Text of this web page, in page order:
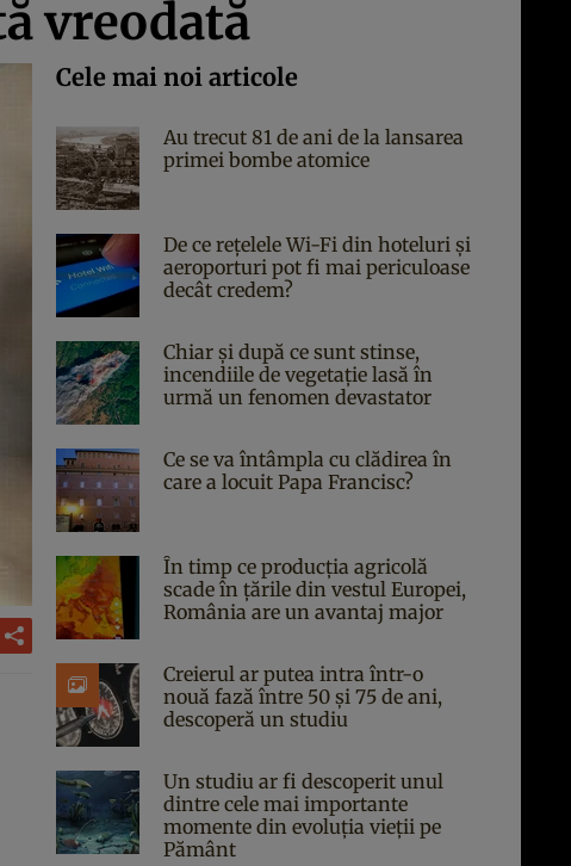
vreodată
Cele mai noi articole
Au trecut 81 de ani de la lansarea
primei bombe atomice
De ce rețelele Wi-Fi din hoteluri și
aeroporturi pot fi mai periculoase
decât credem?
Chiar și după ce sunt stinse,
incendiile de vegetație lasă în
urmă un fenomen devastator
Ce se va întâmpla cu clădirea în
care a locuit Papa Francisc?
În timp ce producția agricolă
scade în țările din vestul Europei,
România are un avantaj major
Creierul ar putea intra într-o
nouă fază între 50 și 75 de ani,
descoperă un studiu
Un studiu ar fi descoperit unul
dintre cele mai importante
momente din evoluția vieții pe
Pământ